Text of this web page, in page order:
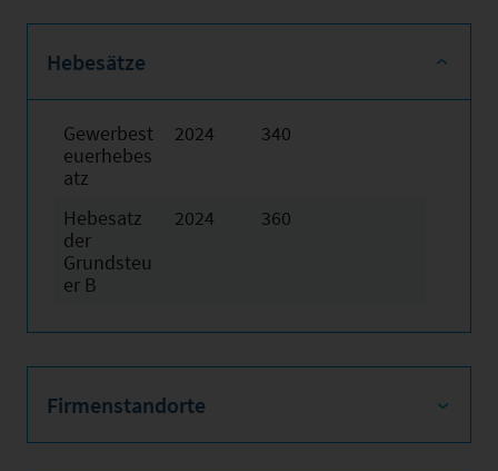
Hebesätze
Gewerbest
euerhebes
atz
2024 340
Hebesatz
der
Grundsteu
er B
2024 360
Firmenstandorte